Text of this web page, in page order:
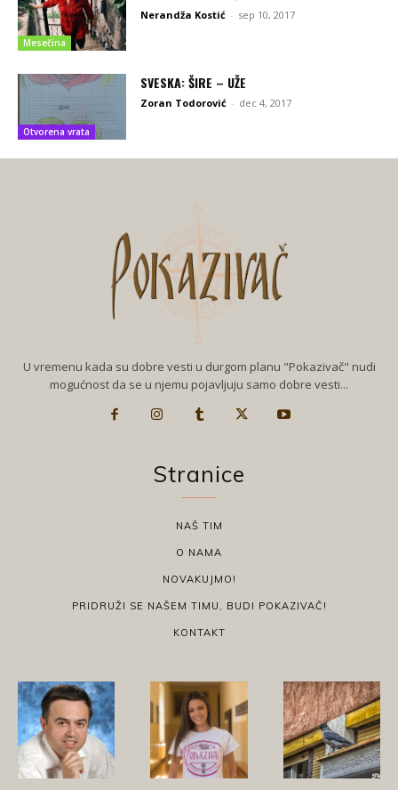
Mesečina
Nerandža Kostić - sep 10, 2017
Otvorena vrata
SVESKA: ŠIRE – UŽE
Zoran Todorović - dec 4, 2017
U vremenu kada su dobre vesti u durgom planu "Pokazivač" nudi
mogućnost da se u njemu pojavljuju samo dobre vesti...
Stranice
NAŠ TIM
O NAMA
NOVAKUJMO!
PRIDRUŽI SE NAŠEM TIMU, BUDI POKAZIVAČ!
KONTAKT